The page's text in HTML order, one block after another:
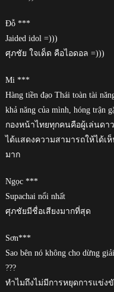
Đỗ ***
Jaided idol =)))
ศุภชัย ใจเด็ด คือไอดอล =)))
Mi ***
Hàng tiền đạo Thái toàn tài
khả năng của mình, hóng trận
กองหน้าไทยทุกคนคือผู้เล่นด
ได้แสดงความสามารถให้ได้เ
มาก
Ngọc ***
Supachai nổi nhất
ศุภชัยมีชื่อเสียงมากที่สุด
Sơn***
Sao bên nó không cho dừng
???
ทำไมถึงไม่มีการหยุดการแข่ง